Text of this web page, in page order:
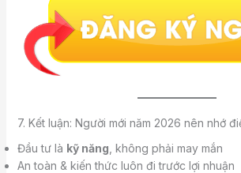
7. Kết luận: Người mới năm 2026 nên nhớ
Đầu tư là kỹ năng , không phải may mắn
An toàn & kiến thức luôn đi trước lợi nhuận